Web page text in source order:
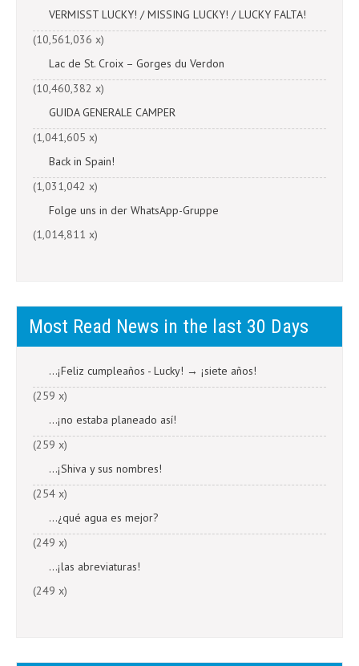
VERMISST LUCKY! / MISSING LUCKY! / LUCKY FALTA!
(10,561,036 x)
Lac de St. Croix – Gorges du Verdon
(10,460,382 x)
GUIDA GENERALE CAMPER
(1,041,605 x)
Back in Spain!
(1,031,042 x)
Folge uns in der WhatsApp-Gruppe
(1,014,811 x)
Most Read News in the last 30 Days
...¡Feliz cumpleaños - Lucky! → ¡siete años!
(259 x)
...¡no estaba planeado así!
(259 x)
...¡Shiva y sus nombres!
(254 x)
...¿qué agua es mejor?
(249 x)
...¡las abreviaturas!
(249 x)